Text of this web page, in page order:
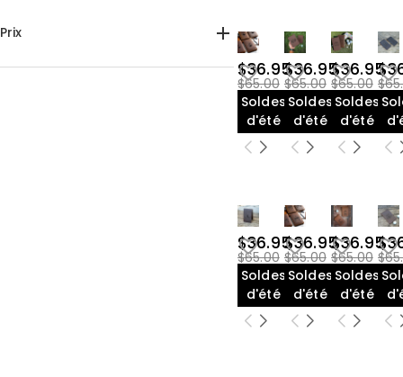
Prix
$36.95
$65.00
Soldes
d'été
$36.95
$65.00
Soldes
d'été
$36.95
$65.00
Soldes
d'été
$36.95
$65.00
Soldes
d'été
$36.95
$65.00
Soldes
d'été
$36.95
$65.00
Soldes
d'été